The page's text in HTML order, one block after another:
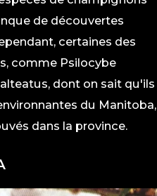
de découvertes
certaines des
comme Psilocybe
, dont on sait qu'ils
du Manitoba,
dans la province.